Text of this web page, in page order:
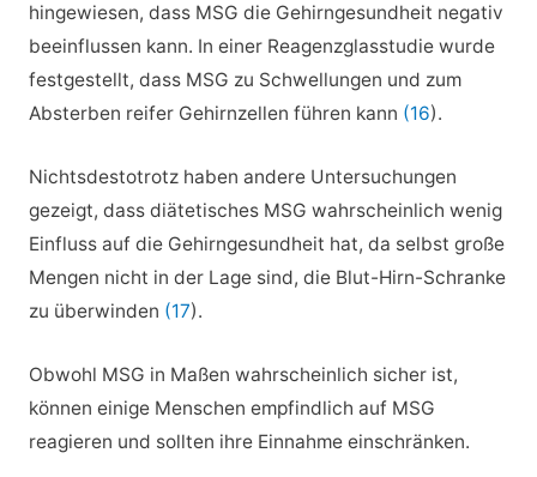
hingewiesen, dass MSG die Gehirngesundheit negativ
beeinflussen kann. In einer Reagenzglasstudie wurde
festgestellt, dass MSG zu Schwellungen und zum
Absterben reifer Gehirnzellen führen kann (16).
Nichtsdestotrotz haben andere Untersuchungen
gezeigt, dass diätetisches MSG wahrscheinlich wenig
Einfluss auf die Gehirngesundheit hat, da selbst große
Mengen nicht in der Lage sind, die Blut-Hirn-Schranke
zu überwinden (17).
Obwohl MSG in Maßen wahrscheinlich sicher ist,
können einige Menschen empfindlich auf MSG
reagieren und sollten ihre Einnahme einschränken.